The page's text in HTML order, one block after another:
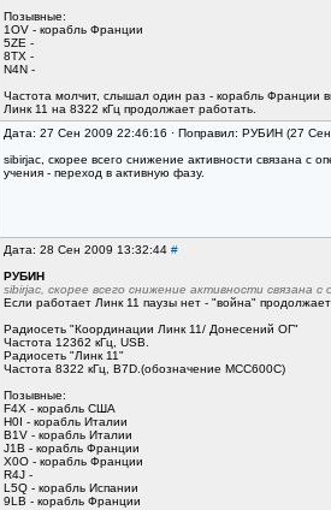
Позывные:
1OV - корабль Франции
5ZE -
8TX -
N4N -
Частота молчит, слышал один раз - корабль Франции
Линк 11 на 8322 кГц продолжает работать.
Дата: 27 Сен 2009 22:46:16 · Поправил: РУБИН (27
sibirjac, скорее всего снижение активности связана с
учения - переход в активную фазу.
Дата: 28 Сен 2009 13:32:44 #
РУБИН
sibirjac, скорее всего снижение активности связана с
Если работает Линк 11 паузы нет - "война"
Радиосеть "Координации Линк 11/ Донесений ОГ"
Частота 12362 кГц, USB.
Радиосеть "Линк 11"
Частота 8322 кГц, B7D.(обозначение MCC600С)
Позывные:
F4X - корабль США
H0I - корабль Италии
B1V - корабль Италии
J1B - корабль Франции
X0O - корабль Франции
R4J -
L5Q - корабль Испании
9LB - корабль Франции